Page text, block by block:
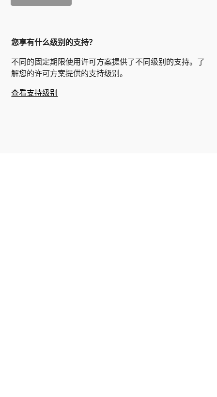
您享有什么级别的支持？
不同的固定期限使用许可方案提供了不同级别的支持。了
解您的许可方案提供的支持级别。
查看支持级别